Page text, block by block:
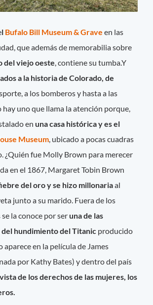
l Bufalo Bill Museum & Grave en las
que además de memorabilia sobre
del viejo oeste , contiene su tumba.Y
a la historia de Colorado, de
a los bomberos y hasta a las
hay uno que llama la atención porque,
en una casa histórica y es el
Museum , ubicado a pocas cuadras
¿Quién fue Molly Brown para merecer
en el 1867, Margaret Tobin Brown
del oro y se hizo millonariaal
junto a su marido. Fuera de los
la conoce por ser una de las
hundimiento del Titanic producido
aparece en la película de James
por Kathy Bates) y dentro del país
de los derechos de las mujeres, los